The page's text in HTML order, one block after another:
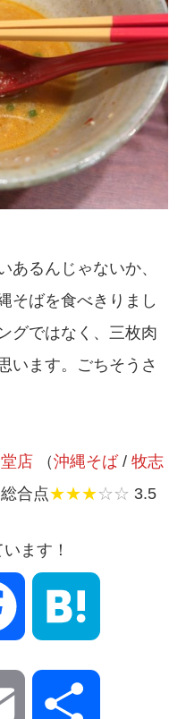
あるんじゃないか、
そばを食べきりまし
グではなく、三枚肉
います。ごちそうさ
店 （沖縄そば/ 牧志
合点★★★☆☆ 3.5
ます！
Facebook
Email